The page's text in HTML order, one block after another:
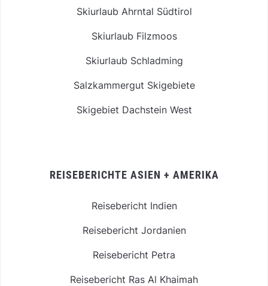
Skiurlaub Ahrntal Südtirol
Skiurlaub Filzmoos
Skiurlaub Schladming
Salzkammergut Skigebiete
Skigebiet Dachstein West
REISEBERICHTE ASIEN + AMERIKA
Reisebericht Indien
Reisebericht Jordanien
Reisebericht Petra
Reisebericht Ras Al Khaimah